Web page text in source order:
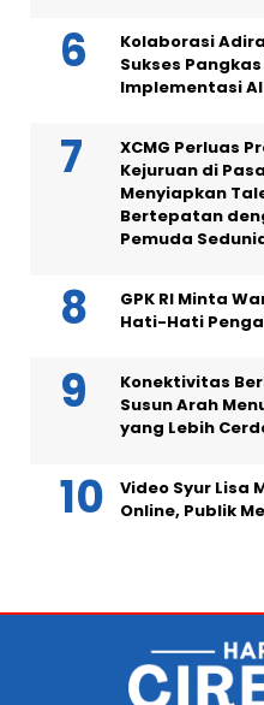
Kolaborasi
Sukses
Implementasi AI
XCMG Perluas
Kejuruan di
Menyiapkan
Bertepatan
Pemuda
GPK RI Minta
Hati-Hati
Konektivitas
Susun Arah
yang Lebih
Video Syur Lisa
Online, Publik